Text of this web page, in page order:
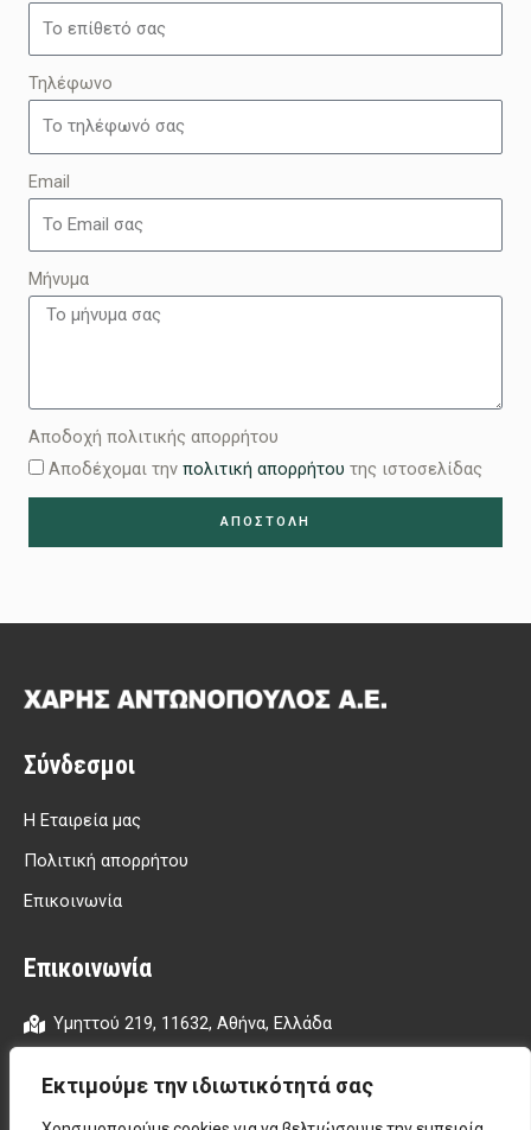
Εκτιμούμε την ιδιωτικότητά σας
Τηλέφωνο
Email
Μήνυμα
Αποδοχή πολιτικής απορρήτου
Αποδέχομαι την πολιτική απορρήτου της ιστοσελίδας
ΑΠΟΣΤΟΛΗ
Σύνδεσμοι
Η Εταιρεία μας
Πολιτική απορρήτου
Επικοινωνία
Επικοινωνία
Υμηττού 219, 11632, Αθήνα, Ελλάδα
210-7010750